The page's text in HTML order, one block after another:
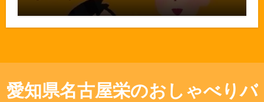
愛知県名古屋栄のおしゃべりバ